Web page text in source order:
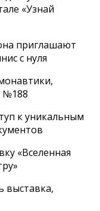
«Узнай
приглашают
с нуля
№188
к уникальным
«Вселенная
выставка,